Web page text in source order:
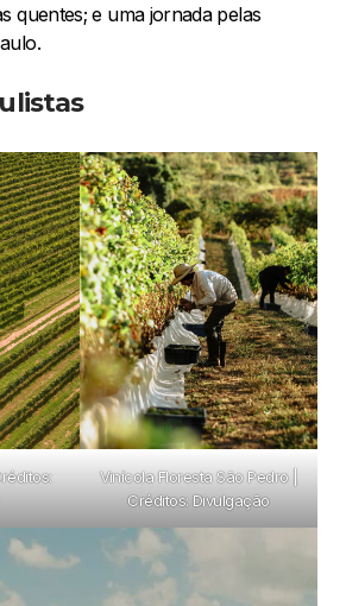
quentes; e uma jornada pelas
Vinícola Floresta São Pedro |
Créditos: Divulgação